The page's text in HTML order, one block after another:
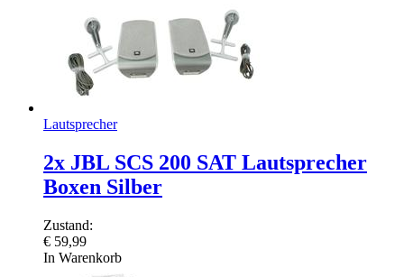
Lautsprecher
2x JBL SCS 200 SAT Lautsprecher
Boxen Silber
Zustand:
€ 59,99
In Warenkorb